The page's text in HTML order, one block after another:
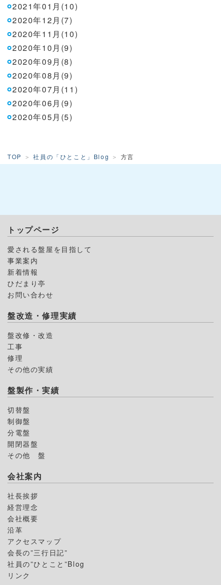
2021年01月(10)
2020年12月(7)
2020年11月(10)
2020年10月(9)
2020年09月(8)
2020年08月(9)
2020年07月(11)
2020年06月(9)
2020年05月(5)
TOP 社員の「ひとこと」Blog 方言
トップページ
愛される盤屋を目指して
事業案内
新着情報
ひだまり亭
お問い合わせ
盤改造・修理実績
盤改修・改造
工事
修理
その他の実績
盤製作・実績
切替盤
制御盤
分電盤
開閉器盤
その他 盤
会社案内
社長挨拶
経営理念
会社概要
沿革
アクセスマップ
会長の”三行日記”
社員の”ひとこと”Blog
リンク